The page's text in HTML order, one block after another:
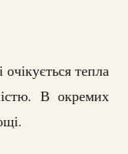
тепла
В окремих